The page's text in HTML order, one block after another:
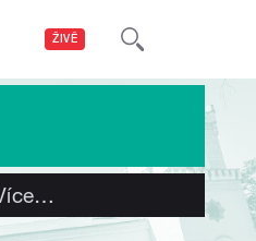
ŽIVĚ
…